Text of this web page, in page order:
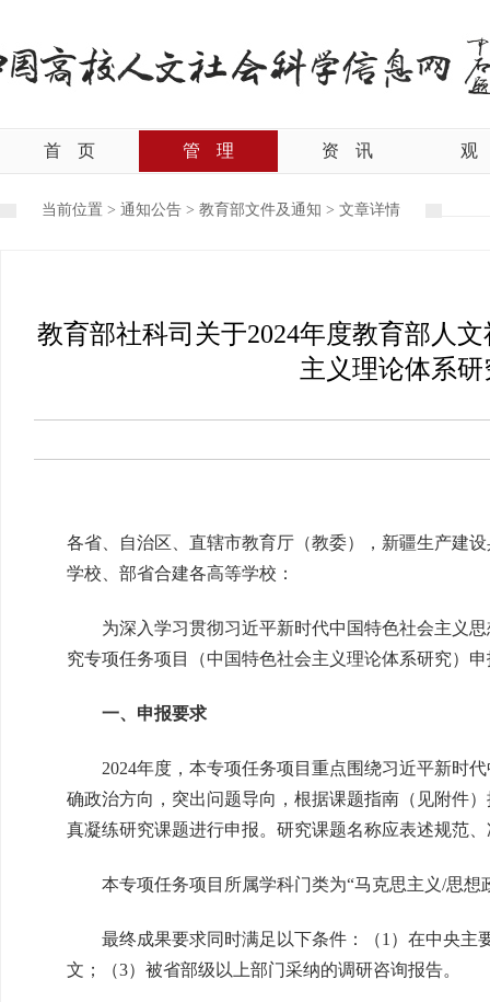
首 页 管 理 资 讯 观
当前位置 > 通知公告 > 教育部文件及通知 > 文章详情
教育部社科司关于2024年度教育部人
主义理论体系
各省、自治区、直辖市教育厅（教委），新疆生产建
学校、部省合建各高等学校：
为深入学习贯彻习近平新时代中国特色社会主义思
究专项任务项目（中国特色社会主义理论体系研究）
一、申报要求
2024年度，本专项任务项目重点围绕习近平新时代
确政治方向，突出问题导向，根据课题指南（见附件
真凝练研究课题进行申报。研究课题名称应表述规范
本专项任务项目所属学科门类为“马克思主义/思想
最终成果要求同时满足以下条件：（1）在中央主
文；（3）被省部级以上部门采纳的调研咨询报告。